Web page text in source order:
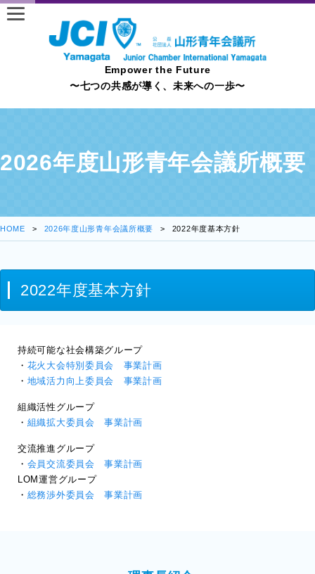
Empower the Future
〜七つの共感が導く、未来への一歩〜
2026年度山形青年会議所概要
HOME 2026年度山形青年会議所概要 2022年度基本方針
2022年度基本方針
持続可能な社会構築グループ
・ 花火大会特別委員会 事業計画
・ 地域活力向上委員会 事業計画
組織活性グループ
・ 組織拡大委員会 事業計画
交流推進グループ
・ 会員交流委員会 事業計画
LOM運営グループ
・ 総務渉外委員会 事業計画